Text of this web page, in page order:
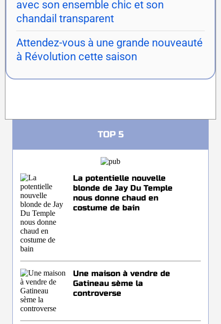
avec son ensemble chic et son
chandail transparent
Attendez-vous à une grande nouveauté
à Révolution cette saison
TOP 5
La potentielle nouvelle
blonde de Jay Du Temple
nous donne chaud en
costume de bain
Une maison à vendre de
Gatineau sème la
controverse